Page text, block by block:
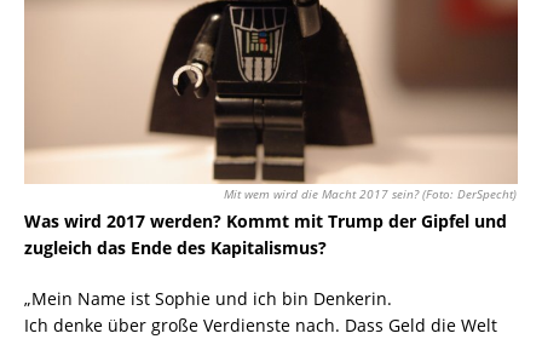
Mit wem wird die Macht 2017 sein? (Foto: DerSpecht)
Was wird 2017 werden? Kommt mit Trump der Gipfel und
zugleich das Ende des Kapitalismus?
„Mein Name ist Sophie und ich bin Denkerin.
Ich denke über große Verdienste nach. Dass Geld die Welt